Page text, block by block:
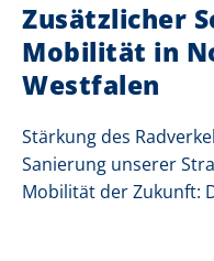
Zusätzlicher
Mobilität in
Westfalen
Stärkung des
Sanierung unserer
Mobilität der Zukunft: